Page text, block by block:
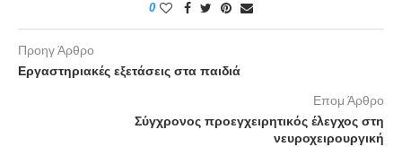
0
Προηγ Άρθρο
Εργαστηριακές εξετάσεις στα παιδιά
Επομ Άρθρο
Σύγχρονος προεγχειρητικός έλεγχος στη
νευροχειρουργική